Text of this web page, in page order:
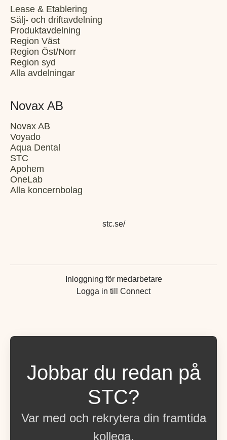
Lease & Etablering
Sälj- och driftavdelning
Produktavdelning
Region Väst
Region Öst/Norr
Region syd
Alla avdelningar
Novax AB
Novax AB
Voyado
Aqua Dental
STC
Apohem
OneLab
Alla koncernbolag
stc.se/
Inloggning för medarbetare
Logga in till Connect
Jobbar du redan på
STC?
Var med och rekrytera din framtida
kollega.